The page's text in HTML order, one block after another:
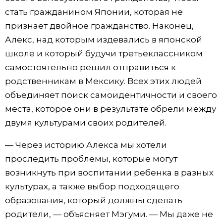
стать гражданином Японии, которая не
признаёт двойное гражданство. Наконец,
Алекс, над которым издевались в японской
школе и который будучи третьеклассником
самостоятельно решил отправиться к
родственникам в Мексику. Всех этих людей
объединяет поиск самоидентичности и своего
места, которое они в результате обрели между
двумя культурами своих родителей.
— Через историю Алекса мы хотели
проследить проблемы, которые могут
возникнуть при воспитании ребенка в разных
культурах, а также выбор подходящего
образования, который должны сделать
родители, — объясняет Мэгуми. — Мы даже не